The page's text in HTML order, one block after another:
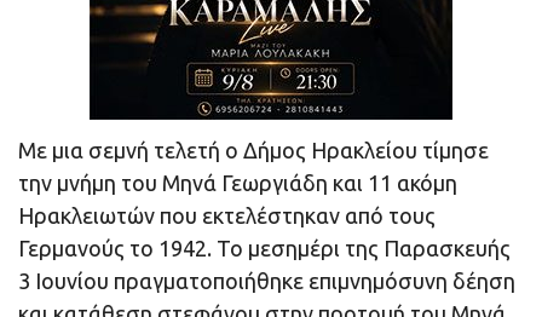
Με μια σεμνή τελετή ο Δήμος Ηρακλείου τίμησε
την μνήμη του Μηνά Γεωργιάδη και 11 ακόμη
Ηρακλειωτών που εκτελέστηκαν από τους
Γερμανούς το 1942. Το μεσημέρι της Παρασκευής
3 Ιουνίου πραγματοποιήθηκε επιμνημόσυνη δέηση